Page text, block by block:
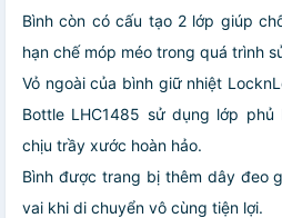
Bình còn có cấu tạo 2 lớp giúp
hạn chế móp méo trong quá trình
Vỏ ngoài của bình giữ nhiệt
Bottle LHC1485 sử dụng lớp
chịu trầy xước hoàn hảo.
Bình được trang bị thêm dây đeo
vai khi di chuyển vô cùng tiện lợi.